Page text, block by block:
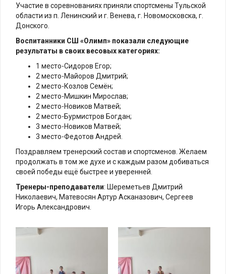
Участие в соревнованиях приняли спортсмены Тульской
области из п. Ленинский и г. Венева, г. Новомосковска, г.
Донского.
Воспитанники СШ «Олимп» показали следующие
результаты в своих весовых категориях:
1 место-Сидоров Егор;
2 место-Майоров Дмитрий;
2 место-Козлов Семён;
2 место-Мишкин Мирослав;
2 место-Новиков Матвей;
2 место-Бурмистров Богдан;
3 место-Новиков Матвей;
3 место-Федотов Андрей.
Поздравляем тренерский состав и спортсменов. Желаем
продолжать в том же духе и с каждым разом добиваться
своей победы ещё быстрее и уверенней.
Тренеры-преподаватели: Шереметьев Дмитрий
Николаевич, Матевосян Артур Асканазович, Сергеев
Игорь Александрович.